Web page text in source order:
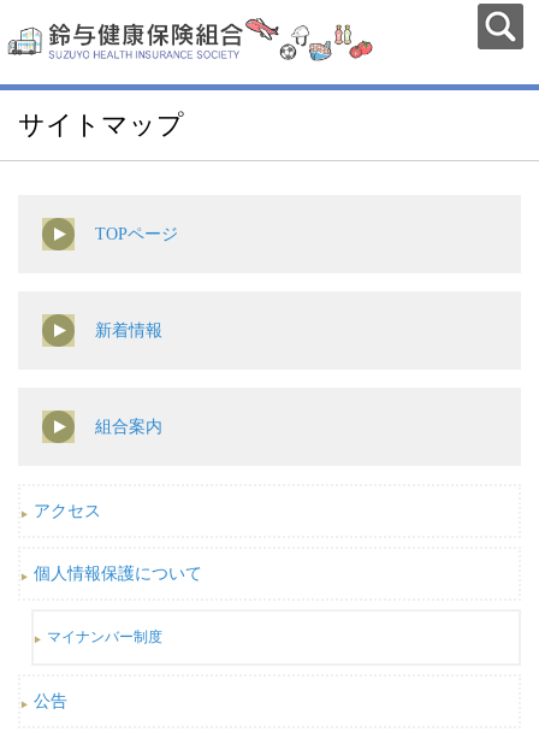
サイトマップ
TOPページ
新着情報
組合案内
アクセス
個人情報保護について
マイナンバー制度
公告